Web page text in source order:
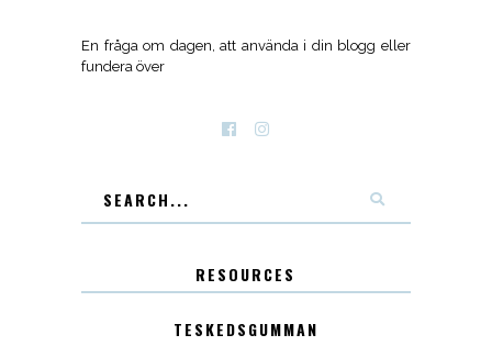
En fråga om dagen, att använda i din blogg eller
fundera över
RESOURCES
TESKEDSGUMMAN